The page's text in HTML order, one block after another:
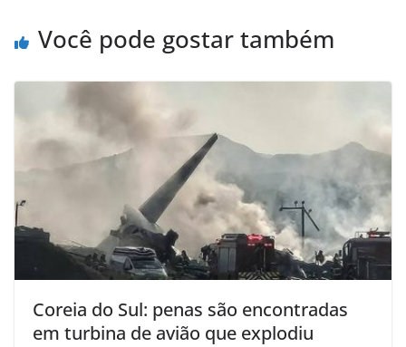
Você pode gostar também
Coreia do Sul: penas são encontradas
em turbina de avião que explodiu